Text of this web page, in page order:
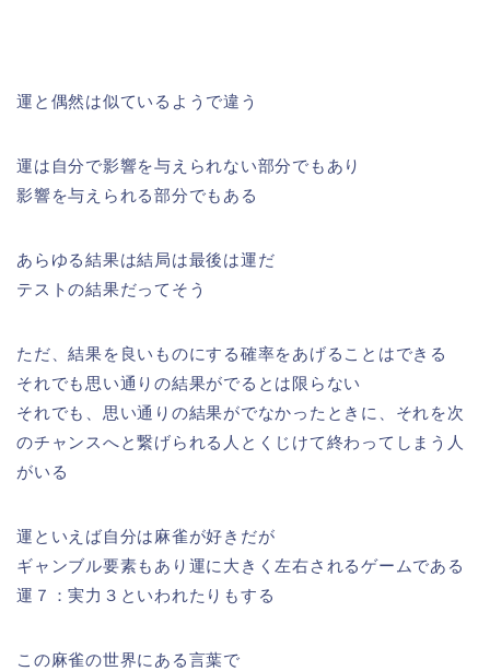
運と偶然は似ているようで違う
運は自分で影響を与えられない部分でもあり
影響を与えられる部分でもある
あらゆる結果は結局は最後は運だ
テストの結果だってそう
ただ、結果を良いものにする確率をあげることはできる
それでも思い通りの結果がでるとは限らない
それでも、思い通りの結果がでなかったときに、それを次
のチャンスへと繋げられる人とくじけて終わってしまう人
がいる
運といえば自分は麻雀が好きだが
ギャンブル要素もあり運に大きく左右されるゲームである
運７：実力３といわれたりもする
この麻雀の世界にある言葉で